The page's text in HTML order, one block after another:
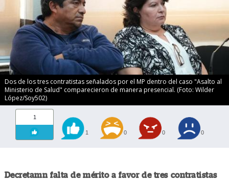
Dos de los tres contratistas señalados por el MP dentro del caso "Asalto al
Ministerio de Salud" comparecieron de manera presencial. (Foto: Wilder
López/Soy502)
1
1 0 0 0
Decretamn falta de mérito a favor de tres contratistas